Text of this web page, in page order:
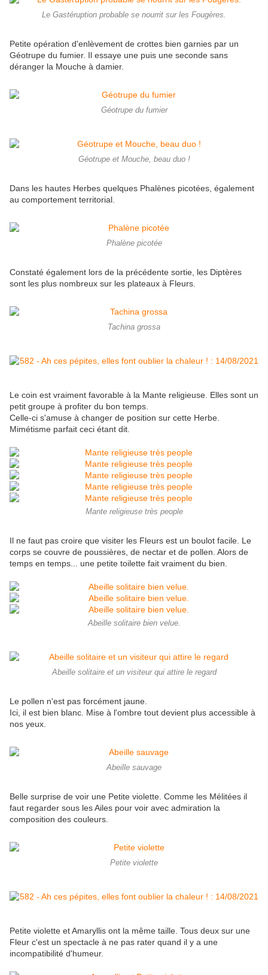
Le Gastéruption probable se nourrit sur les Fougères.
Petite opération d'enlèvement de crottes bien garnies par un
Géotrupe du fumier. Il essaye une puis une seconde sans
déranger la Mouche à damier.
Géotrupe du fumier
Géotrupe et Mouche, beau duo !
Dans les hautes Herbes quelques Phalènes picotées, également
au comportement territorial.
Phalène picotée
Constaté également lors de la précédente sortie, les Diptères
sont les plus nombreux sur les plateaux à Fleurs.
Tachina grossa
Le coin est vraiment favorable à la Mante religieuse. Elles sont un
petit groupe à profiter du bon temps.
Celle-ci s'amuse à changer de position sur cette Herbe.
Mimétisme parfait ceci étant dit.
Mante religieuse très people
Il ne faut pas croire que visiter les Fleurs est un boulot facile. Le
corps se couvre de poussières, de nectar et de pollen. Alors de
temps en temps... une petite toilette fait vraiment du bien.
Abeille solitaire bien velue.
Abeille solitaire et un visiteur qui attire le regard
Le pollen n'est pas forcément jaune.
Ici, il est bien blanc. Mise à l'ombre tout devient plus accessible à
nos yeux.
Abeille sauvage
Belle surprise de voir une Petite violette. Comme les Mélitées il
faut regarder sous les Ailes pour voir avec admiration la
composition des couleurs.
Petite violette
Petite violette et Amaryllis ont la même taille. Tous deux sur une
Fleur c'est un spectacle à ne pas rater quand il y a une
incompatibilité d'humeur.